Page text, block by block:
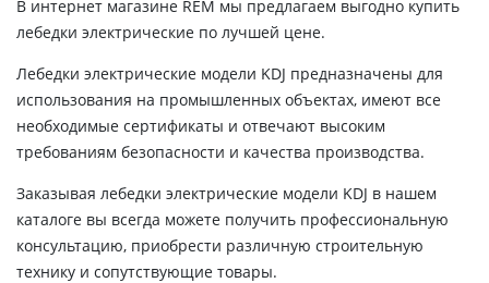
В интернет магазине REM мы предлагаем выгодно купить
лебедки электрические по лучшей цене.
Лебедки электрические модели KDJ предназначены для
использования на промышленных объектах, имеют все
необходимые сертификаты и отвечают высоким
требованиям безопасности и качества производства.
Заказывая лебедки электрические модели KDJ в нашем
каталоге вы всегда можете получить профессиональную
консультацию, приобрести различную строительную
технику и сопутствующие товары.